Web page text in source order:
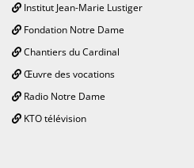
Institut Jean-Marie Lustiger
Fondation Notre Dame
Chantiers du Cardinal
Œuvre des vocations
Radio Notre Dame
KTO télévision